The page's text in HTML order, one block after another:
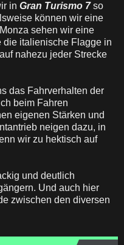
in Gran Turismo 7 so
können wir eine
sehen wir eine
die italienische Flagge in
nahezu jeder Strecke
das Fahrverhalten der
beim Fahren
eigenen Stärken und
neigen dazu, in
wir zu hektisch auf
und deutlich
Und auch hier
zwischen den diversen